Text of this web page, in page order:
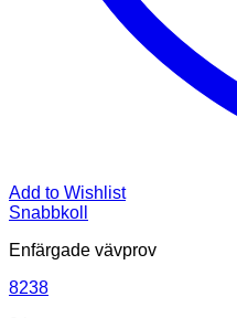
Add to Wishlist
Snabbkoll
Enfärgade vävprov
8238